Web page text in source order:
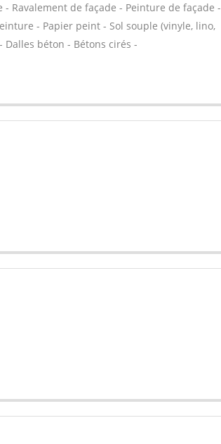
Ravalement de façade - Peinture de façade -
- Papier peint - Sol souple (vinyle, lino,
Dalles béton - Bétons cirés -